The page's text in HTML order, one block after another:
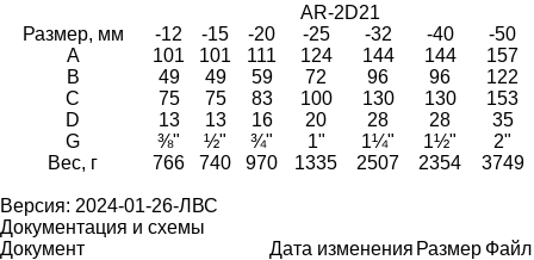
AR-2D21
Размер, мм
-12 -15 -20 -25 -32 -40
-50
A
101 101 111 124 144 144
157
B
49 49 59 72 96 96
122
C
75 75 83 100 130 130
153
D
13 13 16 20 28 28
35
G
⅜" ½" ¾" 1" 1¼" 1½"
2"
Вес, г
766 740 970 1335 2507 2354 3749
Версия: 2024-01-26-ЛВС
Документация и схемы
Документ
Дата изменения Размер Файл